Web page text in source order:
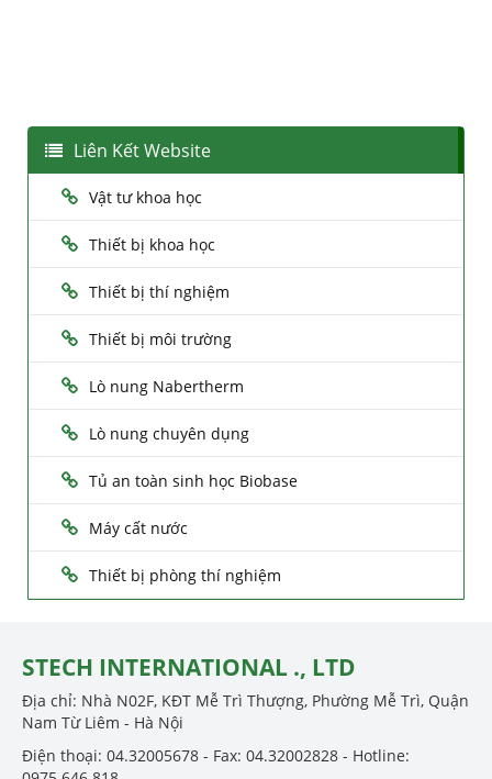
Liên Kết Website
Vật tư khoa học
Thiết bị khoa học
Thiết bị thí nghiệm
Thiết bị môi trường
Lò nung Nabertherm
Lò nung chuyên dụng
Tủ an toàn sinh học Biobase
Máy cất nước
Thiết bị phòng thí nghiệm
STECH INTERNATIONAL ., LTD
Địa chỉ: Nhà N02F, KĐT Mễ Trì Thượng, Phường Mễ Trì, Quận
Nam Từ Liêm - Hà Nội
Điện thoại: 04.32005678 - Fax: 04.32002828 - Hotline: